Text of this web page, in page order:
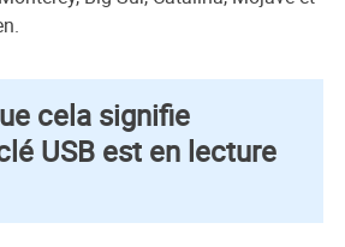
cela signifie
USB est en lecture